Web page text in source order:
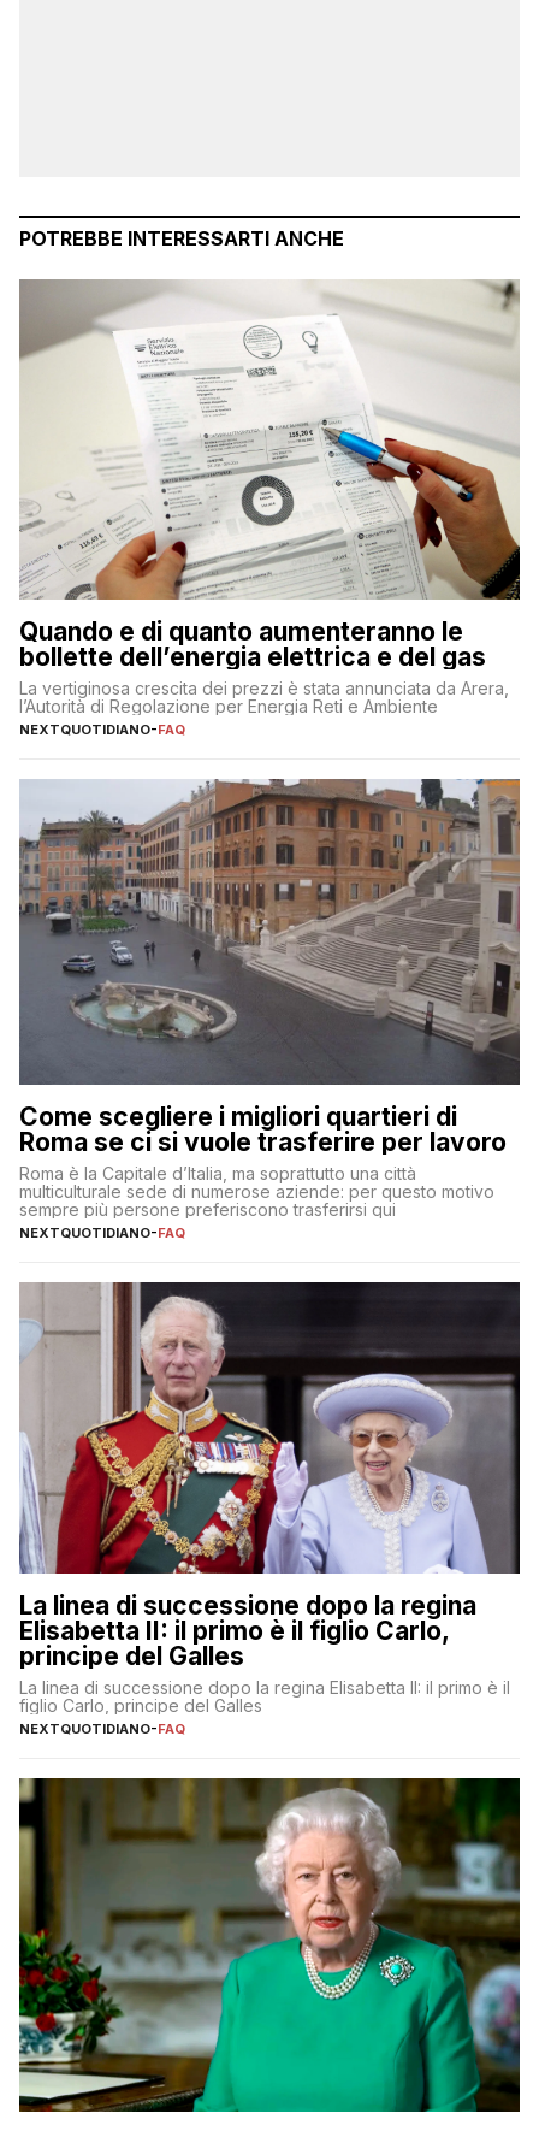
POTREBBE INTERESSARTI ANCHE
Quando e di quanto aumenteranno le
bollette dell’energia elettrica e del gas
La vertiginosa crescita dei prezzi è stata annunciata da Arera,
l’Autorità di Regolazione per Energia Reti e Ambiente
NEXTQUOTIDIANO-FAQ
Come scegliere i migliori quartieri di
Roma se ci si vuole trasferire per lavoro
Roma è la Capitale d’Italia, ma soprattutto una città
multiculturale sede di numerose aziende: per questo motivo
sempre più persone preferiscono trasferirsi qui
NEXTQUOTIDIANO-FAQ
La linea di successione dopo la regina
Elisabetta II: il primo è il figlio Carlo,
principe del Galles
La linea di successione dopo la regina Elisabetta II: il primo è il
figlio Carlo, principe del Galles
NEXTQUOTIDIANO-FAQ